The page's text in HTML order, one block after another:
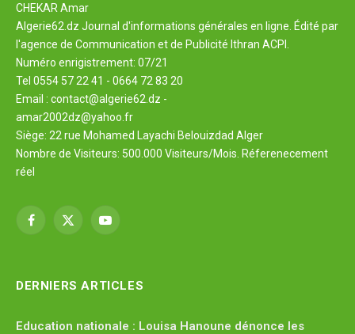
CHEKAR Amar
Algerie62.dz Journal d'informations générales en ligne. Édité par
l'agence de Communication et de Publicité Ithran ACPI.
Numéro enrigistrement: 07/21
Tel 0554 57 22 41 - 0664 72 83 20
Email : contact@algerie62.dz -
amar2002dz@yahoo.fr
Siège: 22 rue Mohamed Layachi Belouizdad Alger
Nombre de Visiteurs: 500.000 Visiteurs/Mois. Réferenecement
réel
Facebook
X
YouTube
DERNIERS ARTICLES
Education nationale : Louisa Hanoune dénonce les